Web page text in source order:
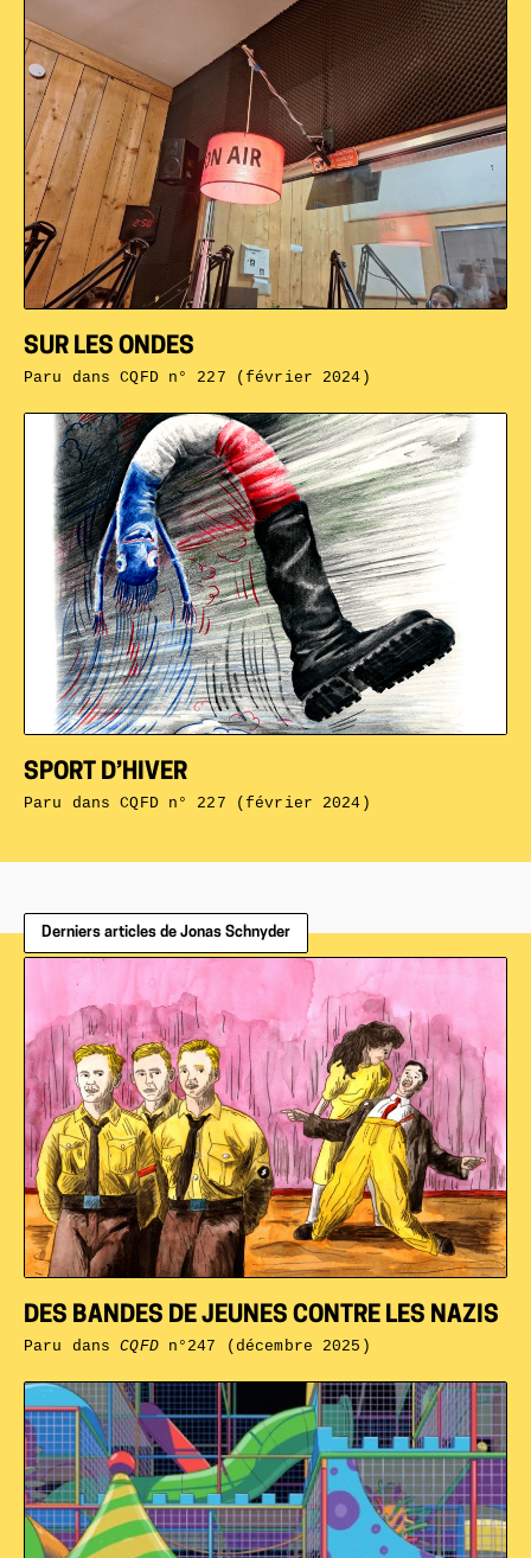
SPORT D’HIVER
Paru dansCQFD n° 227 (février 2024)
SUR LES ONDES
Paru dansCQFD n° 227 (février 2024)
Derniers articles de Jonas Schnyder
DES BANDES DE JEUNES CONTRE LES NAZIS
Paru dansCQFDn°247 (décembre 2025)